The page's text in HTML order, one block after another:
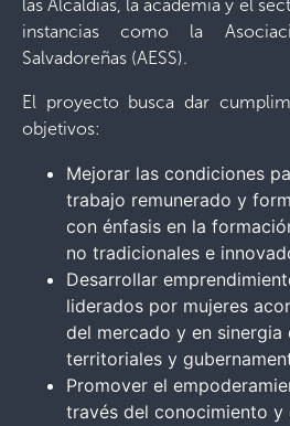
las Alcaldías, la academia y el
instancias como la
Salvadoreñas (AESS).
El proyecto busca dar
objetivos:
Mejorar las condiciones
trabajo remunerado y
con énfasis en la
no tradicionales e
Desarrollar
liderados por mujeres
del mercado y en
territoriales y
Promover el
través del conocimiento y